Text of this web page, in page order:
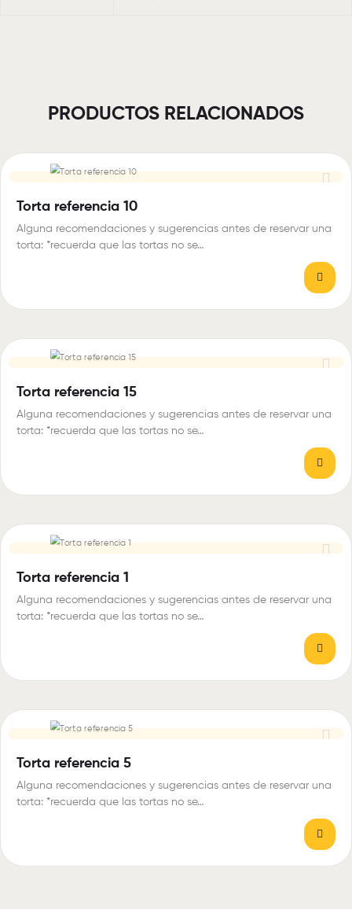
PRODUCTOS RELACIONADOS
Torta referencia 10
Alguna recomendaciones y sugerencias antes de reservar una
torta: *recuerda que las tortas no se…
Torta referencia 15
Alguna recomendaciones y sugerencias antes de reservar una
torta: *recuerda que las tortas no se…
Torta referencia 1
Alguna recomendaciones y sugerencias antes de reservar una
torta: *recuerda que las tortas no se…
Torta referencia 5
Alguna recomendaciones y sugerencias antes de reservar una
torta: *recuerda que las tortas no se…